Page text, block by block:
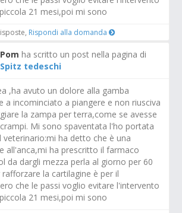
21 mesi,poi mi sono
Rispondi alla domanda
ha scritto un post nella pagina di
tedeschi
,ha avuto un dolore alla gamba
a incominciato a piangere e non riusciva
la zampa per terra,come se avesse
Mi sono spaventata l'ho portata
veterinario:mi ha detto che è una
all'anca,mi ha prescritto il farmaco
da dargli mezza perla al giorno per 60
rafforzare la cartilagine è per il
che le passi voglio evitare l'intervento
21 mesi,poi mi sono